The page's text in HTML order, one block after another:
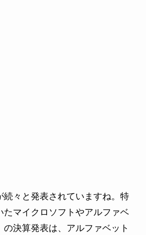
続々と発表されていますね。特
たマイクロソフトやアルファベ
の決算発表は、アルファベット